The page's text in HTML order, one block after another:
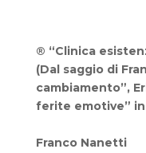
® “Clinica
(Dal saggio di
cambiamento”,
ferite emotive”
Franco Nanetti